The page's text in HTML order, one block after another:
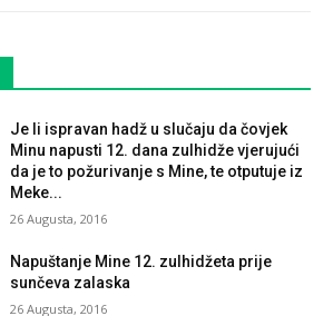
Je li ispravan hadž u slučaju da čovjek
Minu napusti 12. dana zulhidže vjerujući
da je to požurivanje s Mine, te otputuje iz
Meke...
26 Augusta, 2016
Napuštanje Mine 12. zulhidžeta prije
sunčeva zalaska
26 Augusta, 2016